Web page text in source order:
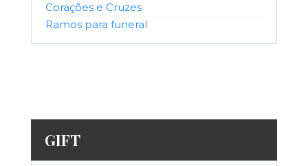
Corações e Cruzes
Ramos para funeral
GIFT